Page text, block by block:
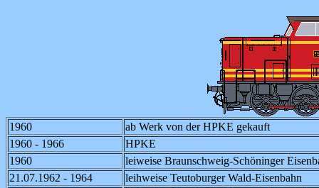
1960
ab Werk von der HPKE gekauft
1960 - 1966
HPKE
1960
leiweise Braunschweig-Schöninger
21.07.1962 - 1964
leihweise Teutoburger Wald-Eisenbahn